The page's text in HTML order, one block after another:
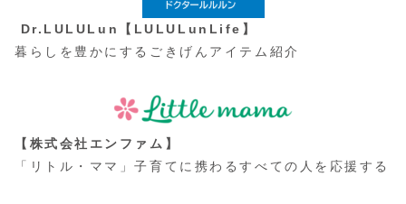
Dr.LULULun【LULULunLife】
暮らしを豊かにするごきげんアイテム紹介
【株式会社エンファム】
「リトル・ママ」子育てに携わるすべての人を応援する